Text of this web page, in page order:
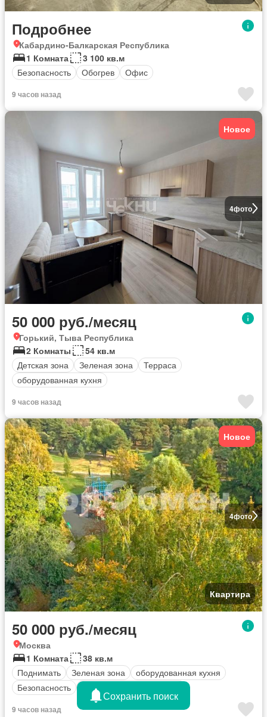
Подробнее
Кабардино-Балкарская Республика
1 Комната
3 100 кв.м
Безопасность
Обогрев Офис
9 часов назад
4фото
Новое
50 000 руб./месяц
Горький, Тыва Республика
2 Комнаты
54 кв.м
Детская зона
Зеленая зона
Терраса
оборудованная кухня
9 часов назад
4фото
Новое
Квартира
50 000 руб./месяц
Москва
1 Комната
38 кв.м
Поднимать
Зеленая зона
оборудованная кухня
Безопасность
Полностью меблирована
9 часов назад
Сохранить поиск